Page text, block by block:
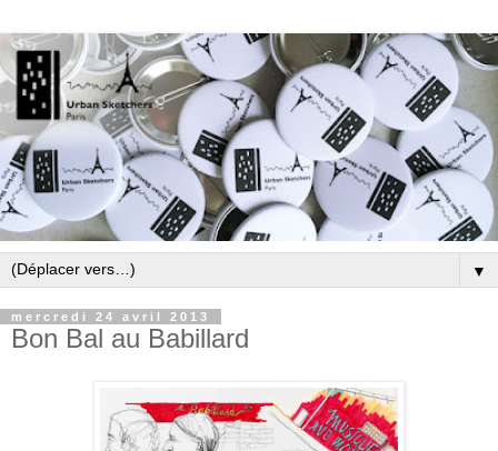
▼
mercredi 24 avril 2013
Bon Bal au Babillard